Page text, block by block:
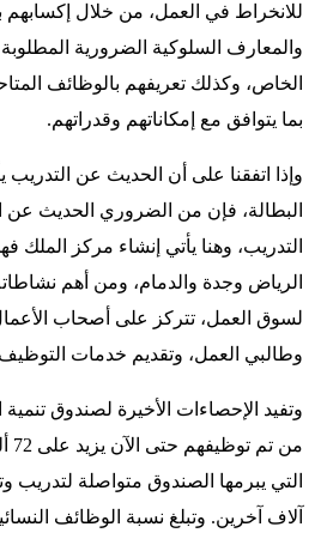
للانخراط في العمل، من خلال
والمعارف السلوكية الضرورية
الخاص، وكذلك تعريفهم بالوظائف
بما يتوافق مع إمكاناتهم وقدراتهم.
وإذا اتفقنا على أن الحديث عن التدريب
البطالة، فإن من الضروري الحديث عن
التدريب، وهنا يأتي إنشاء مركز
الرياض وجدة والدمام، ومن أهم
لسوق العمل، تتركز على أصحاب
وطالبي العمل، وتقديم خدمات التوظيف
وتفيد الإحصاءات الأخيرة لصندوق تنمية
آلاف آخرين. وتبلغ نسبة الوظائف